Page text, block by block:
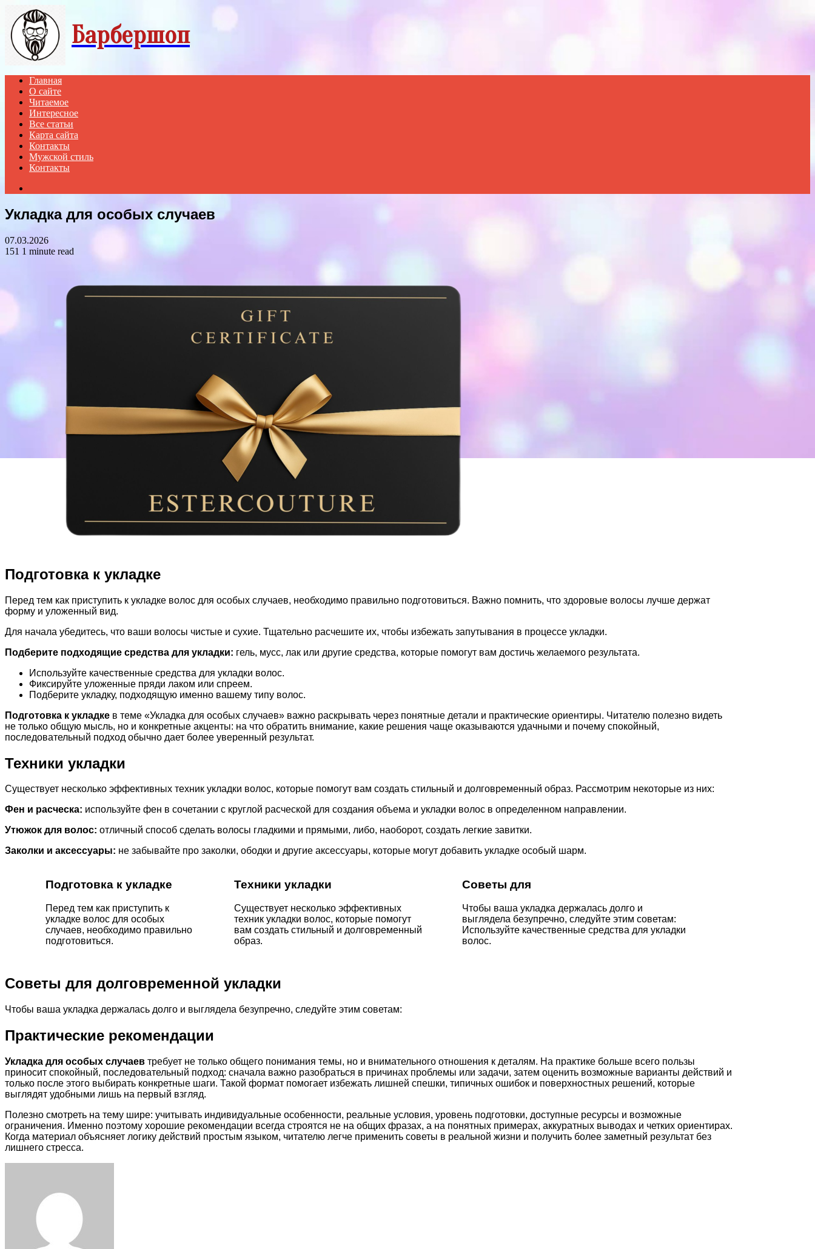
Барбершоп
Главная
О сайте
Читаемое
Интересное
Все статьи
Карта сайта
Контакты
Мужской стиль
Контакты
Укладка для особых случаев
07.03.2026
151 1 minute read
Подготовка к укладке
Перед тем как приступить к укладке волос для особых случаев, необходимо правильно подготовиться. Важно помнить, что здоровые волосы лучше держат
форму и уложенный вид.
Для начала убедитесь, что ваши волосы чистые и сухие. Тщательно расчешите их, чтобы избежать запутывания в процессе укладки.
Подберите подходящие средства для укладки: гель, мусс, лак или другие средства, которые помогут вам достичь желаемого результата.
Используйте качественные средства для укладки волос.
Фиксируйте уложенные пряди лаком или спреем.
Подберите укладку, подходящую именно вашему типу волос.
Подготовка к укладке в теме «Укладка для особых случаев» важно раскрывать через понятные детали и практические ориентиры. Читателю полезно видеть
не только общую мысль, но и конкретные акценты: на что обратить внимание, какие решения чаще оказываются удачными и почему спокойный,
последовательный подход обычно дает более уверенный результат.
Техники укладки
Существует несколько эффективных техник укладки волос, которые помогут вам создать стильный и долговременный образ. Рассмотрим некоторые из них:
Фен и расческа: используйте фен в сочетании с круглой расческой для создания объема и укладки волос в определенном направлении.
Утюжок для волос: отличный способ сделать волосы гладкими и прямыми, либо, наоборот, создать легкие завитки.
Заколки и аксессуары: не забывайте про заколки, ободки и другие аксессуары, которые могут добавить укладке особый шарм.
Подготовка к укладке
Перед тем как приступить к
укладке волос для особых
случаев, необходимо правильно
подготовиться.
Техники укладки
Существует несколько эффективных
техник укладки волос, которые помогут
вам создать стильный и долговременный
образ.
Советы для
Чтобы ваша укладка держалась долго и
выглядела безупречно, следуйте этим советам:
Используйте качественные средства для укладки
волос.
Советы для долговременной укладки
Чтобы ваша укладка держалась долго и выглядела безупречно, следуйте этим советам:
Практические рекомендации
Укладка для особых случаев требует не только общего понимания темы, но и внимательного отношения к деталям. На практике больше всего пользы
приносит спокойный, последовательный подход: сначала важно разобраться в причинах проблемы или задачи, затем оценить возможные варианты действий и
только после этого выбирать конкретные шаги. Такой формат помогает избежать лишней спешки, типичных ошибок и поверхностных решений, которые
выглядят удобными лишь на первый взгляд.
Полезно смотреть на тему шире: учитывать индивидуальные особенности, реальные условия, уровень подготовки, доступные ресурсы и возможные
ограничения. Именно поэтому хорошие рекомендации всегда строятся не на общих фразах, а на понятных примерах, аккуратных выводах и четких ориентирах.
Когда материал объясняет логику действий простым языком, читателю легче применить советы в реальной жизни и получить более заметный результат без
лишнего стресса.